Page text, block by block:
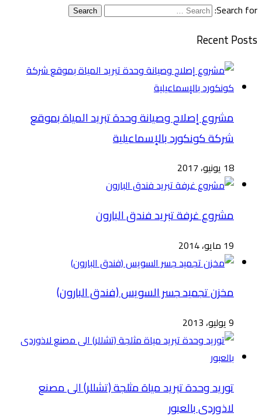
Search for:
Search
Recent Posts
مشروع إصلاح وصيانة وحدة تبريد المياة بموقع
شركة كونكورد بالإسماعيلية
18 يونيو، 2017
مشروع غرفة تبريد فندق البارون
19 مايو، 2014
مخزن تجميد جسر السويس (فندق البارون)
9 يوليو، 2013
توريد وحدة تبريد مياة مثلجة (تشللر) الى مصنع
لاذوردى بالعبور